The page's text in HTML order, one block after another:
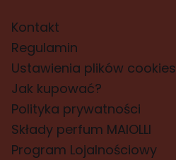
Kontakt
Regulamin
Ustawienia plików cookies
Jak kupować?
Polityka prywatności
Składy perfum MAIOLLI
Program Lojalnościowy